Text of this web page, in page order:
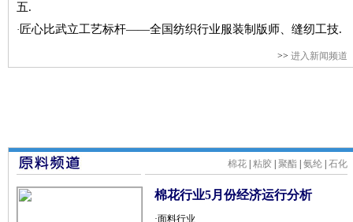
五.
· 匠心比武立工艺标杆——全国纺织行业服装制版师、缝纫工技.
>> 进入新闻频道
棉花 粘胶 聚酯 氨纶 石化
棉花行业5月份经济运行分析
·面料行业